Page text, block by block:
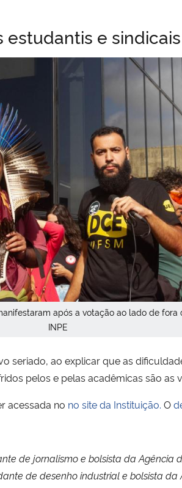
estudantis e
após a votação ao lado de fora
INPE
seriado, ao explicar que as
pelos e pelas acadêmicas são
acessada no no site da Instituição. O
de jornalismo e bolsista da Agência
de desenho industrial e bolsista